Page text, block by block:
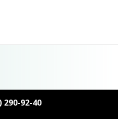
290-92-40